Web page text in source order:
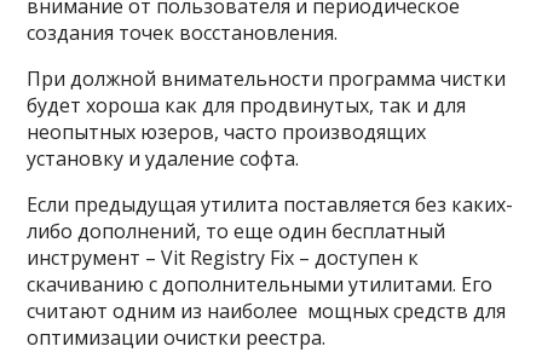
внимание от пользователя и периодическое
создания точек восстановления.
При должной внимательности программа чистки
будет хороша как для продвинутых, так и для
неопытных юзеров, часто производящих
установку и удаление софта.
Если предыдущая утилита поставляется без каких-
либо дополнений, то еще один бесплатный
инструмент – Vit Registry Fix – доступен к
скачиванию с дополнительными утилитами. Его
считают одним из наиболее мощных средств для
оптимизации очистки реестра.